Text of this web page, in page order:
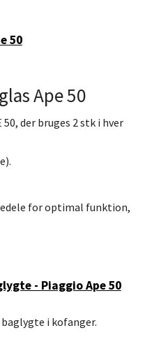
50
Ape 50
der bruges 2 stk i hver
for optimal funktion,
- Piaggio Ape 50
i kofanger.